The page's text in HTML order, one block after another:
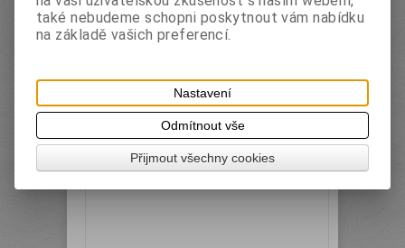
LA RIVE - IN Woman - edp, 90ml
Katalogové číslo:LA
RIVE edp 14
Skladem:
také nebudeme schopni poskytnout vám nabídku
na základě vašich preferencí.
Nastavení
Odmítnout vše
Přijmout všechny cookies